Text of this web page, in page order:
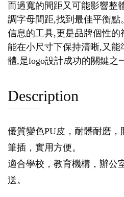
而過寬的間距又可能影響整
調字母間距,找到最佳平衡
信息的工具,更是品牌個性
能在小尺寸下保持清晰,又
體,是logo設計成功的關鍵之
Description
優質變色PU皮，耐髒耐磨
筆插，實用方便。
適合學校，教育機構，辦公
送。